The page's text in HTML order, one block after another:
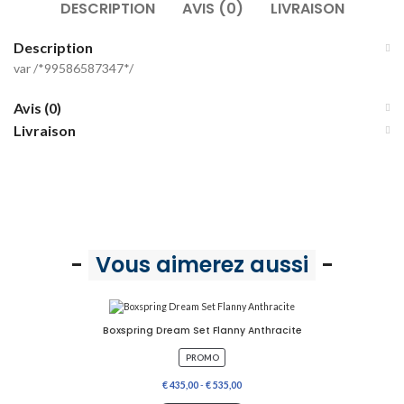
n
DESCRIPTION AVIS (0) LIVRAISON
Description
var /*99586587347*/
Avis (0)
Livraison
- Vous aimerez aussi -
Boxspring Dream Set Flanny Anthracite
PROMOP
R
O
€435,00- €535,00